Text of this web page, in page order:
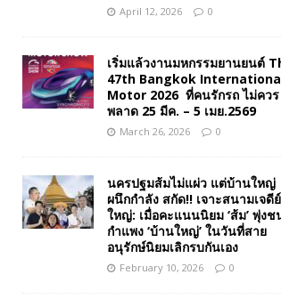
April 12, 2026 0
เริ่มแล้วงานมหกรรมยานยนต์
47th Bangkok
Motor 2026 ที่คนรักรถ ไม่ควร
พลาด 25 มีค. – 5 เมย.2569
March 26, 2026 0
นครปฐมส้มไม่แผ่ว แต่บ้านใหญ่
ผนึกกำลัง สกัด!! เจาะสนามเจดีย์
ใหญ่: เมื่อคะแนนนิยม ‘ส้ม’ พุ่งช
กำแพง ‘บ้านใหญ่’ ในวันที่สาย
อนุรักษ์นิยมเลิกรบกันเอง
February 10, 2026 0